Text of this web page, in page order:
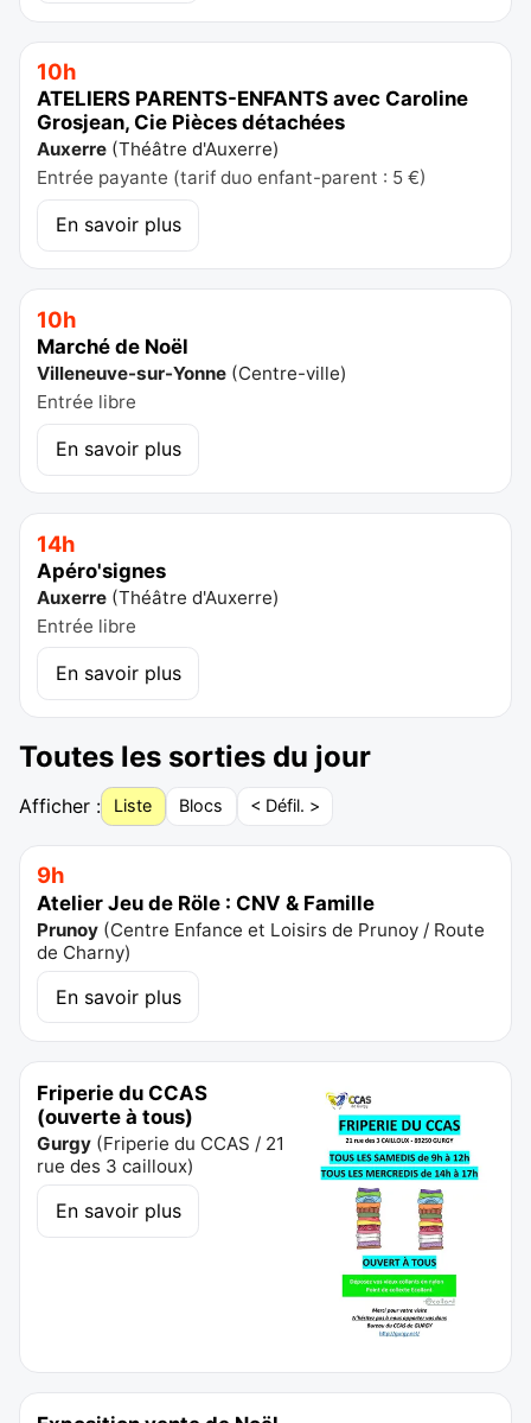
10h
ATELIERS PARENTS-ENFANTS avec Caroline
Grosjean, Cie Pièces détachées
Auxerre (Théâtre d'Auxerre)
Entrée payante (tarif duo enfant-parent : 5 €)
En savoir plus
10h
Marché de Noël
Villeneuve-sur-Yonne (Centre-ville)
Entrée libre
En savoir plus
14h
Apéro'signes
Auxerre (Théâtre d'Auxerre)
Entrée libre
En savoir plus
Toutes les sorties du jour
Afficher : Liste Blocs < Défil. >
9h
Atelier Jeu de Röle : CNV & Famille
Prunoy (Centre Enfance et Loisirs de Prunoy / Route
de Charny)
En savoir plus
Friperie du CCAS
(ouverte à tous)
Gurgy (Friperie du CCAS / 21
rue des 3 cailloux)
En savoir plus